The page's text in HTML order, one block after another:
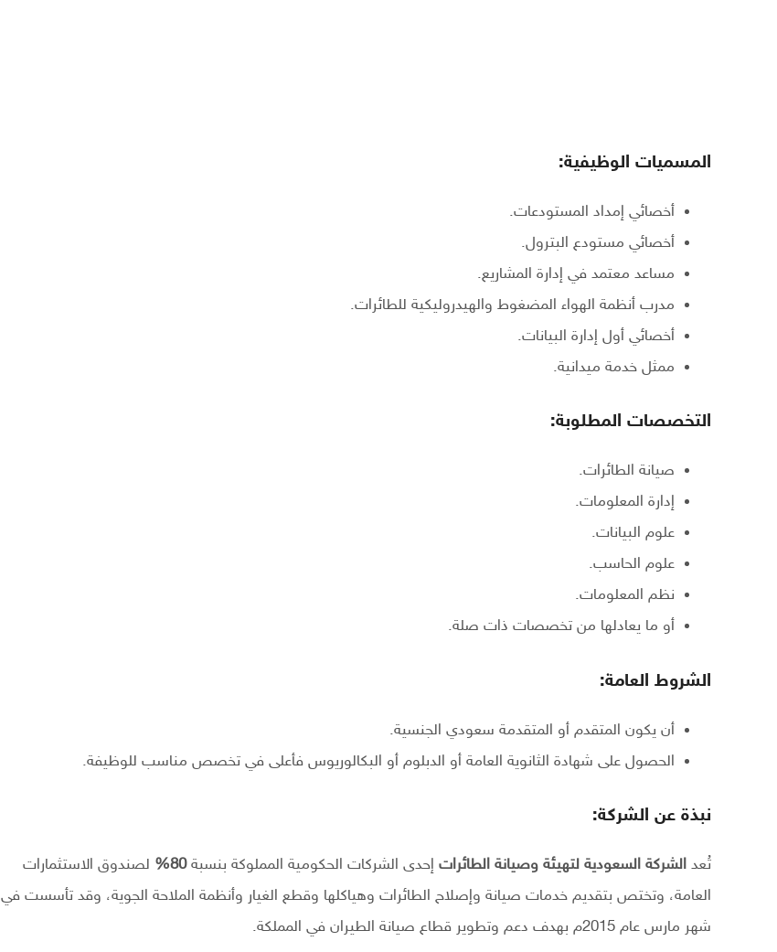
المسميات الوظيفية:
أخصائي إمداد المستودعات.
أخصائي مستودع البترول.
مساعد معتمد في إدارة المشاريع.
مدرب أنظمة الهواء المضغوط والهيدروليكية للطائرات.
أخصائي أول إدارة البيانات.
ممثل خدمة ميدانية.
التخصصات المطلوبة:
صيانة الطائرات.
إدارة المعلومات.
علوم البيانات.
علوم الحاسب.
نظم المعلومات.
أو ما يعادلها من تخصصات ذات صلة.
الشروط العامة:
أن يكون المتقدم أو المتقدمة سعودي الجنسية.
الحصول على شهادة الثانوية العامة أو الدبلوم أو البكالوريوس فأعلى في تخصص مناسب للوظيفة.
نبذة عن الشركة:
تُعد الشركة السعودية لتهيئة وصيانة الطائرات إحدى الشركات الحكومية المملوكة بنسبة80%
لصندوق الاستثمارات
العامة، وتختص بتقديم خدمات صيانة وإصلاح الطائرات وهياكلها وقطع الغيار وأنظمة الملاحة الجوية، وقد تأسست في
شهر مارس عام 2015م بهدف دعم وتطوير قطاع صيانة الطيران في المملكة.